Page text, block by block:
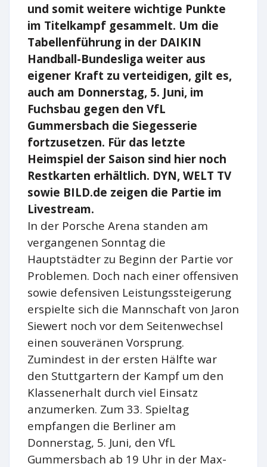
und somit weitere wichtige Punkte
im Titelkampf gesammelt. Um die
Tabellenführung in der DAIKIN
Handball-Bundesliga weiter aus
eigener Kraft zu verteidigen, gilt es,
auch am Donnerstag, 5. Juni, im
Fuchsbau gegen den VfL
Gummersbach die Siegesserie
fortzusetzen. Für das letzte
Heimspiel der Saison sind hier noch
Restkarten erhältlich. DYN, WELT TV
sowie BILD.de zeigen die Partie im
Livestream.
In der Porsche Arena standen am
vergangenen Sonntag die
Hauptstädter zu Beginn der Partie vor
Problemen. Doch nach einer offensiven
sowie defensiven Leistungssteigerung
erspielte sich die Mannschaft von Jaron
Siewert noch vor dem Seitenwechsel
einen souveränen Vorsprung.
Zumindest in der ersten Hälfte war
den Stuttgartern der Kampf um den
Klassenerhalt durch viel Einsatz
anzumerken. Zum 33. Spieltag
empfangen die Berliner am
Donnerstag, 5. Juni, den VfL
Gummersbach ab 19 Uhr in der Max-